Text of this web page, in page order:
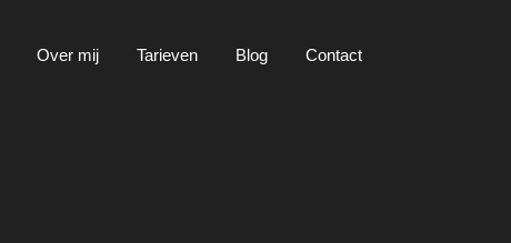
Over mij Tarieven Blog Contact